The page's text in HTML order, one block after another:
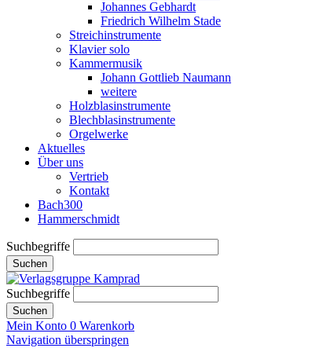
Johannes Gebhardt
Friedrich Wilhelm Stade
Streichinstrumente
Klavier solo
Kammermusik
Johann Gottlieb Naumann
weitere
Holzblasinstrumente
Blechblasinstrumente
Orgelwerke
Aktuelles
Über uns
Vertrieb
Kontakt
Bach300
Hammerschmidt
Suchbegriffe
Suchen
Suchbegriffe
Suchen
Mein Konto 0 Warenkorb
Navigation überspringen